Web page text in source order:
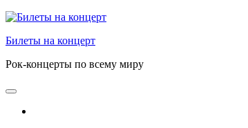
Билеты на концерт
Рок-концерты по всему миру